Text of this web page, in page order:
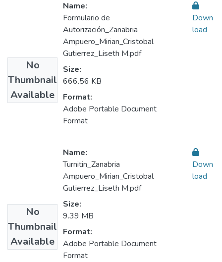
No
Thumbnail
Available
Name:
Formulario de
Autorización_Zanabria
Ampuero_Mirian_Cristobal
Gutierrez_Liseth M.pdf
Size:
666.56 KB
Format:
Adobe Portable Document
Format
Down
load
No
Thumbnail
Available
Name:
Turnitin_Zanabria
Ampuero_Mirian_Cristobal
Gutierrez_Liseth M.pdf
Size:
9.39 MB
Format:
Adobe Portable Document
Format
Down
load